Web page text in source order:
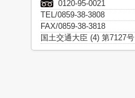
0120-95-0021
TEL/0859-38-3808
FAX/0859-38-3818
国土交通大臣 (4) 第7127号